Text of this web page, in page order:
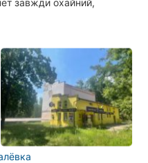
завжди охайний,